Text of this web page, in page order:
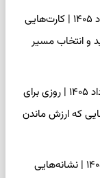
فال تاروت امروز یکشنبه ۱۸ مرداد ۱۴۰۵ | کارت‌هایی
و انتخاب مسیر
فال سرنوشت امروز شنبه ۱۷ مرداد ۱۴۰۵ | روزی برای
که ارزش ماندن
فال اسم امروز جمعه ۱۶ مرداد ۱۴۰۵ | نشانه‌هایی